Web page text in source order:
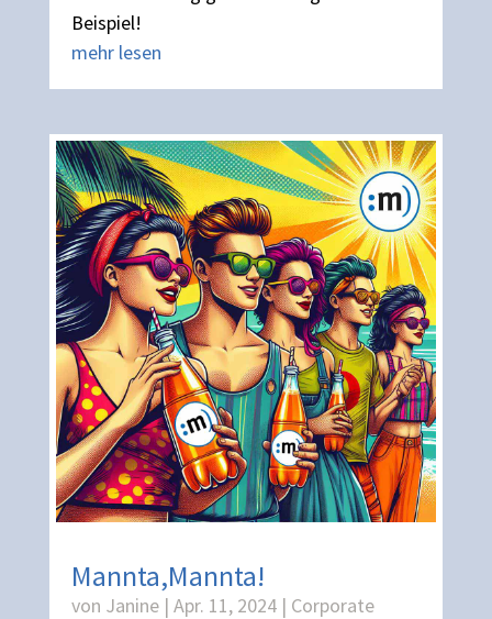
Beispiel!
mehr lesen
Mannta,Mannta!
von Janine| Apr. 11, 2024| Corporate